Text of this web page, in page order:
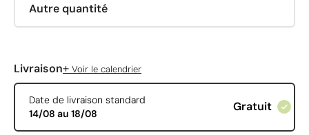
Autre quantité
Livraison+ Voir le calendrier
Date de livraison standard
14/08 au 18/08
Gratuit